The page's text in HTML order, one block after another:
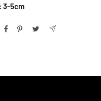
3-5cm